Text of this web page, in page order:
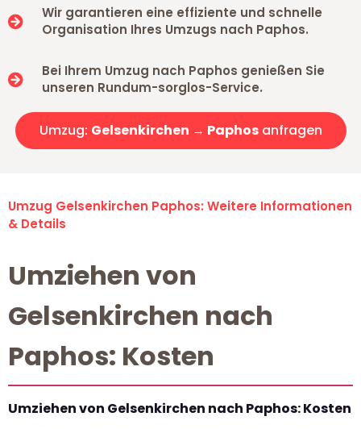
Wir garantieren eine effiziente und schnelle
Organisation Ihres Umzugs nach Paphos.
Bei Ihrem Umzug nach Paphos genießen Sie
unseren Rundum-sorglos-Service.
Umzug: Gelsenkirchen → Paphosanfragen
Umzug Gelsenkirchen Paphos: Weitere Informationen
& Details
Umziehen von
Gelsenkirchen nach
Paphos: Kosten
Umziehen von Gelsenkirchen nach Paphos: Kosten